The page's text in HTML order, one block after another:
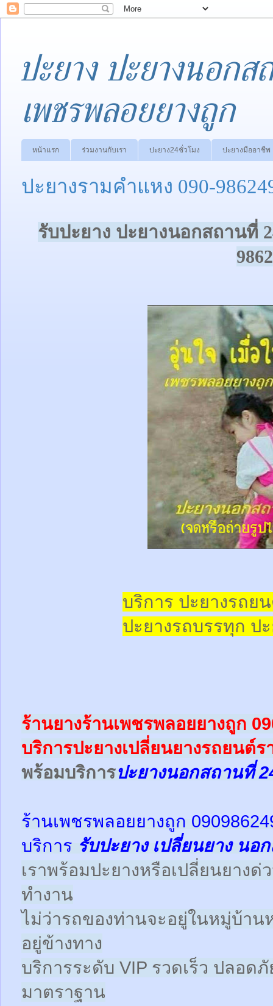
ปะยาง ปะยางนอก
เพชรพลอยยางถูก
หน้าแรก ร่วมงานกับเรา ปะยาง24ชั่วโมง ปะยางมืออาชีพ
ปะยางรามคำแหง 090-
รับปะยาง ปะยางนอกสถานที่
บริการ ปะยางรถย
ปะยางรถบรรทุก ป
ร้านยางร้านเพชรพลอยยางถูก
บริการปะยางเปลี่ยนยางรถยนต์ร
พร้อมบริการปะยางนอกสถานที่
ร้านเพชรพลอยยางถูก
บริการ รับปะยาง เปลี่ยนยาง นอ
เราพร้อมปะยางหรือเปลี่ยนยาง
ทำงาน
ไม่ว่ารถของท่านจะอยู่ในหมู่บ้า
อยู่ข้างทาง
บริการระดับ VIP รวดเร็ว ปลอด
มาตราฐาน